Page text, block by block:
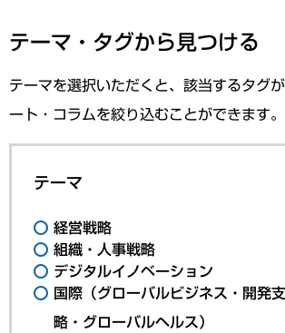
テーマ・タグから見つける
テーマを選択いただくと、該当するタグ
ート・コラムを絞り込むことができます。
テーマ
経営戦略
組織・人事戦略
デジタルイノベーション
国際（グローバルビジネス・開発
略・グローバルヘルス）